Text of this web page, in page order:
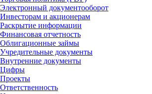
Электронный документооборот
Инвесторам и акционерам
Раскрытие информации
Финансовая отчетность
Облигационные займы
Учредительные документы
Внутренние документы
Цифры
Проекты
Ответственность